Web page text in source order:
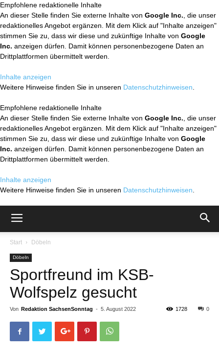
Empfohlene redaktionelle Inhalte
An dieser Stelle finden Sie externe Inhalte von Google Inc. , die unser
redaktionelles Angebot ergänzen. Mit dem Klick auf "Inhalte anzeigen"
stimmen Sie zu, dass wir diese und zukünftige Inhalte von Google
Inc. anzeigen dürfen. Damit können personenbezogene Daten an
Drittplattformen übermittelt werden.
Inhalte anzeigen
Weitere Hinweise finden Sie in unseren Datenschutzhinweisen
Empfohlene redaktionelle Inhalte
An dieser Stelle finden Sie externe Inhalte von Google Inc. , die unser
redaktionelles Angebot ergänzen. Mit dem Klick auf "Inhalte anzeigen"
stimmen Sie zu, dass wir diese und zukünftige Inhalte von Google
Inc. anzeigen dürfen. Damit können personenbezogene Daten an
Drittplattformen übermittelt werden.
Inhalte anzeigen
Weitere Hinweise finden Sie in unseren Datenschutzhinweisen
Start Döbeln
Döbeln
Sportfreund im KSB-
Wolfspelz gesucht
Von Redaktion SachsenSonntag - 5. August 2022 0
1728